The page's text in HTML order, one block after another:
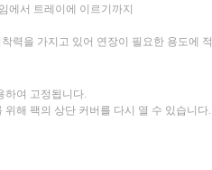
에서 트레이에 이르기까지
력을 가지고 있어 연장이 필요한 용도에
하여 고정됩니다.
해 팩의 상단 커버를 다시 열 수 있습니다.